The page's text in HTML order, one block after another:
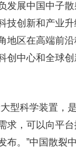
发展中国中子
技创新和产业
地区在高端前
创中心和全球
科学装置，是
求，可以向平
布。”中国散裂